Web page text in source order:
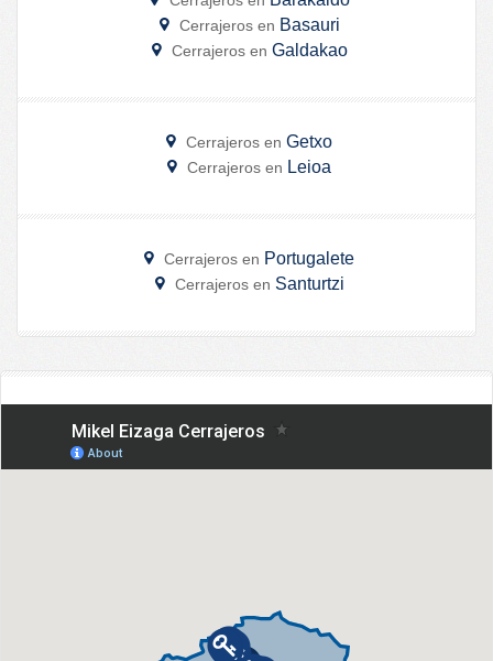
Cerrajeros en Basauri
Cerrajeros en Galdakao
Cerrajeros enGetxo
Cerrajeros en Leioa
Cerrajeros en Portugalete
Cerrajeros en Santurtzi